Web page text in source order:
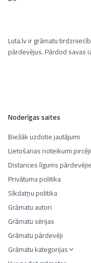
Luta.lv ir grāmatu
pārdevējus. Pārdod savas
Noderīgas saites
Biežāk uzdotie jautājumi
Lietošanas noteikumi
Distances līgums
Privātuma politika
Sīkdatņu politika
Grāmatu autori
Grāmatu sērijas
Grāmatu pārdevēji
Grāmatu kategorijas